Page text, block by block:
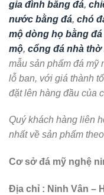
gia đình bằng đá,
nước bằng đá, chó
mộ dòng họ bằng đá
mộ, cổng đá nhà thờ
mẫu sản phẩm đá mỹ
lỗ ban, với giá thành
đặt lên hàng đầu của
Quý khách hàng liên
nhất về sản phẩm
Cơ sở đá mỹ nghệ
Địa chỉ : Ninh Vân –